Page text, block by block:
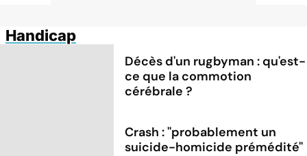
Handicap
Décès d'un rugbyman : qu'est-
ce que la commotion
cérébrale ?
Crash : ''probablement un
suicide-homicide prémédité''